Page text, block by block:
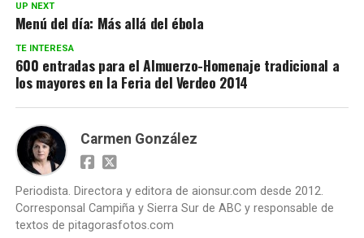
UP NEXT
Menú del día: Más allá del ébola
TE INTERESA
600 entradas para el Almuerzo-Homenaje tradicional a
los mayores en la Feria del Verdeo 2014
Carmen González
Periodista. Directora y editora de aionsur.com desde 2012.
Corresponsal Campiña y Sierra Sur de ABC y responsable de
textos de pitagorasfotos.com